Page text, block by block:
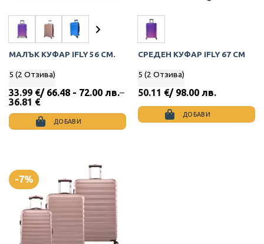
МАЛЪК КУФАР IFLY 56 СМ.
5 (2 Отзива)
33.99 €
–
36.81 €
Price
33.99 €
through
/ 66.48 - 72.00 лв.
ДОБАВИ
multiple
variants.
options
may
СРЕДЕН КУФАР IFLY 67 СМ
5 (2 Отзива)
50.11 €/ 98.00 лв.
ДОБАВИ
-7%